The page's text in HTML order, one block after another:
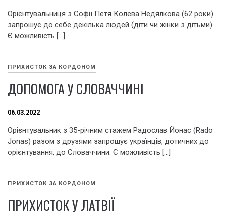
Орієнтувальниця з Софії Петя Колева Недялкова (62 роки)
запрошує до себе декілька людей (діти чи жінки з дітьми).
Є можливість […]
ПРИХИСТОК ЗА КОРДОНОМ
ДОПОМОГА У СЛОВАЧЧИНІ
06.03.2022
Орієнтувальник з 35-річним стажем Радослав Йонас (Rado
Jonas) разом з друзями запрошує українців, дотичних до
орієнтування, до Словаччини. Є можливість […]
ПРИХИСТОК ЗА КОРДОНОМ
ПРИХИСТОК У ЛАТВІЇ